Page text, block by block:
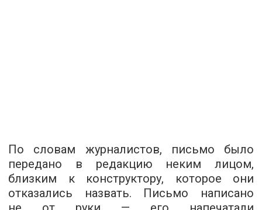
По словам журналистов, письмо было
передано в редакцию неким лицом,
близким к конструктору, которое они
отказались назвать. Письмо написано